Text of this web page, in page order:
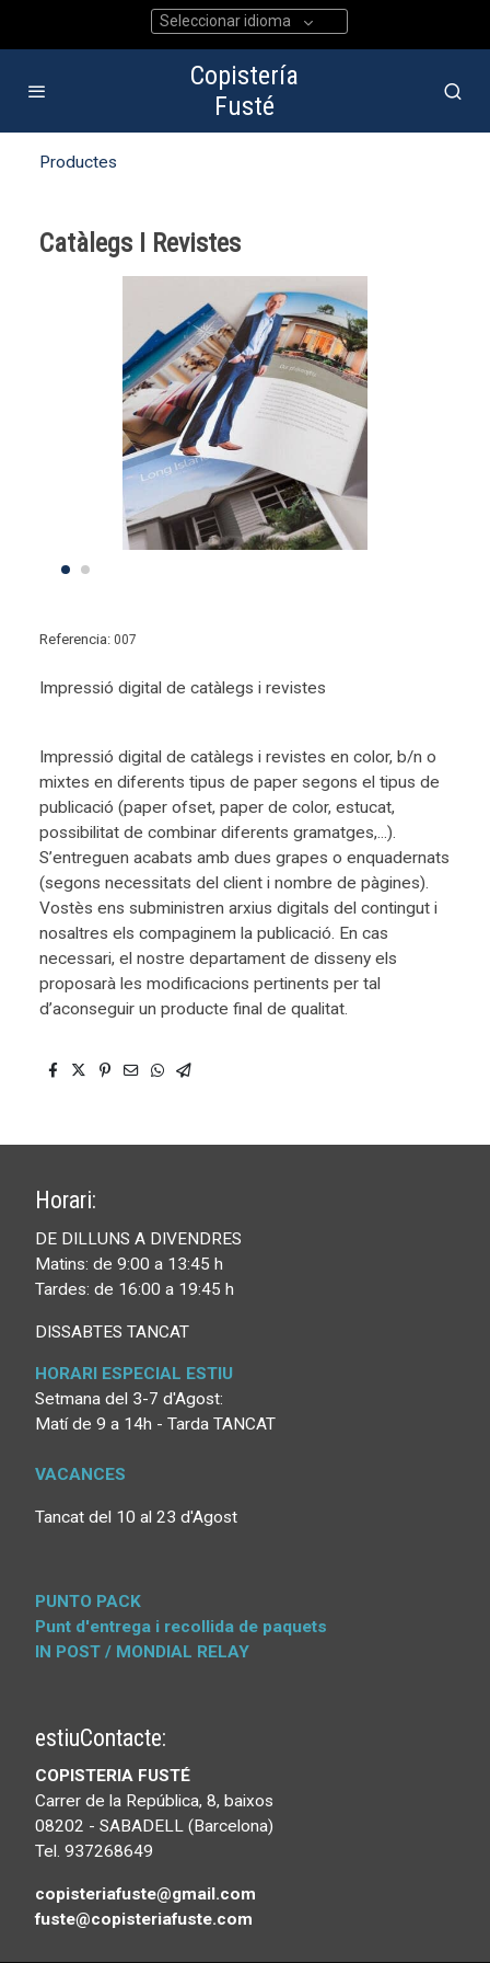
Seleccionar idioma
Copistería
Fusté
Productes
Catàlegs I Revistes
Referencia: 007
Impressió digital de catàlegs i revistes
Impressió digital de catàlegs i revistes en color, b/n o
mixtes en diferents tipus de paper segons el tipus de
publicació (paper ofset, paper de color, estucat,
possibilitat de combinar diferents gramatges,...).
S’entreguen acabats amb dues grapes o enquadernats
(segons necessitats del client i nombre de pàgines).
Vostès ens subministren arxius digitals del contingut i
nosaltres els compaginem la publicació. En cas
necessari, el nostre departament de disseny els
proposarà les modificacions pertinents per tal
d’aconseguir un producte final de qualitat.
Horari:
DE DILLUNS A DIVENDRES
Matins: de 9:00 a 13:45 h
Tardes: de 16:00 a 19:45 h
DISSABTES TANCAT
HORARI ESPECIAL ESTIU
Setmana del 3-7 d'Agost:
Matí de 9 a 14h - Tarda TANCAT
VACANCES
Tancat del 10 al 23 d'Agost
PUNTO PACK
Punt d'entrega i recollida de paquets
IN POST / MONDIAL RELAY
estiuContacte:
COPISTERIA FUSTÉ
Carrer de la República, 8, baixos
08202 - SABADELL (Barcelona)
Tel. 937268649
copisteriafuste@gmail.com
fuste@copisteriafuste.com